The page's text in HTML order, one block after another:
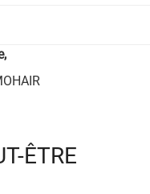
ÊTRE